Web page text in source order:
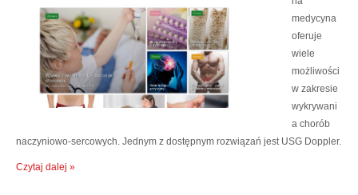
medycyna
oferuje
wiele
możliwości
w zakresie
wykrywani
a chorób
naczyniowo-sercowych. Jednym z dostępnym rozwiązań jest USG Doppler.
Czytaj dalej »